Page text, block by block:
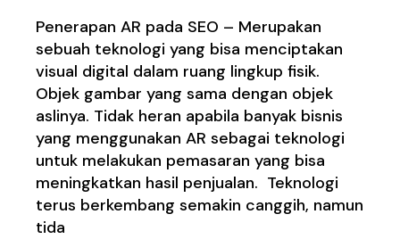
Penerapan AR pada SEO – Merupakan
sebuah teknologi yang bisa menciptakan
visual digital dalam ruang lingkup fisik.
Objek gambar yang sama dengan objek
aslinya. Tidak heran apabila banyak bisnis
yang menggunakan AR sebagai teknologi
untuk melakukan pemasaran yang bisa
meningkatkan hasil penjualan. Teknologi
terus berkembang semakin canggih, namun
tida